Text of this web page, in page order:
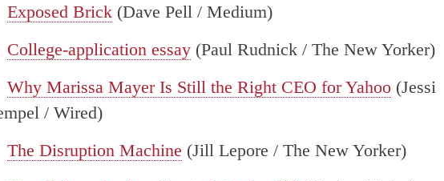
Exposed Brick (Dave Pell / Medium)
College-application essay (Paul Rudnick / The New Yorker)
Why Marissa Mayer Is Still the Right CEO for Yahoo (Jessi
/ Wired)
The Disruption Machine (Jill Lepore / The New Yorker)